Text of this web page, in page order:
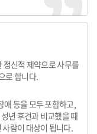
정신적 제약으로 사무를
로 합니다.
애 등을 모두 포함하고,
년 후견과 비교했을 때
람이 대상이 됩니다.